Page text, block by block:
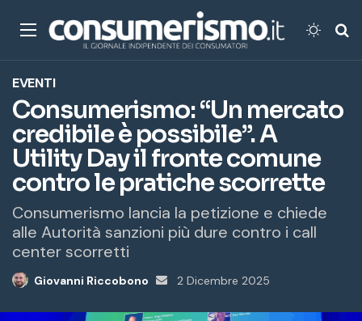
Menu
EVENTI
Consumerismo: “Un mercato
credibile è possibile”. A
Utility Day il fronte comune
contro le pratiche scorrette
Consumerismo lancia la petizione e chiede
alle Autorità sanzioni più dure contro i call
center scorretti
Giovanni Riccobono
Invia
2 Dicembre 2025